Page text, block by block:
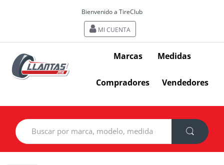
Bienvenido a TireClub
MI CUENTA
Marcas Medidas
Compradores Vendedores
Search
for: